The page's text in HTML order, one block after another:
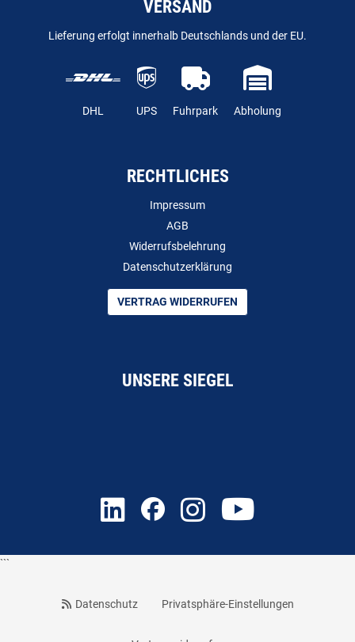
VERSAND
Lieferung erfolgt innerhalb Deutschlands und der EU.
DHL UPS Fuhrpark Abholung
RECHTLICHES
Impressum
AGB
Widerrufsbelehrung
Datenschutzerklärung
VERTRAG WIDERRUFEN
UNSERE SIEGEL
```
Datenschutz Privatsphäre-Einstellungen